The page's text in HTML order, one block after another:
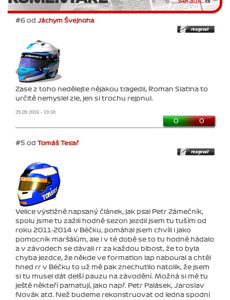
#6 od Jáchym Švejnoha
Zase z toho nedělejte nějakou tragedii, Roman Slatina to
určitě nemyslel zle, jen si trochu rejpnul.
29.09.2016 - 19:59
0 0
#5 od Tomáš Tesař
Velice výstižně napsaný článek, jak psal Petr Zámečník,
spolu jsme tu zažili hodně sezon jezdil jsem tu tuším od
roku 2011-2014 v Béčku, pomáhal jsem chvíli i jako
pomocník maršálům, ale i v té době se to tu hodně hádalo
a v závodech se dávali rr za každou blbost, že to byla
chyba jezdce, že někde ve formation lap naboural a chtěl
hned rr v Béčku to už mě pak znechutilo natolik, že jsem
si tu musel dát delší pauzu na závodění. Možná si mě tu
ještě někteří pamatují, jako např. Petr Palásek, Jaroslav
Novák atd. Než budeme rekonstruovat od ledna spodní